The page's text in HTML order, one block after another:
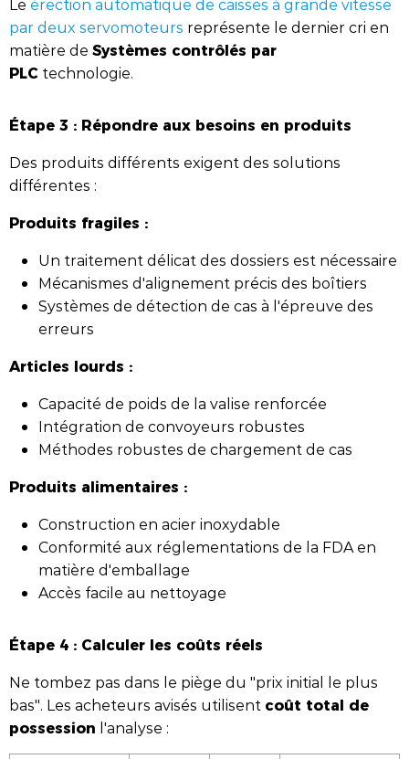
Le érection automatique de caisses à grande vitesse
par deux servomoteurs représente le dernier cri en
matière de Systèmes contrôlés par
PLC technologie.
Étape 3 : Répondre aux besoins en produits
Des produits différents exigent des solutions
différentes :
Produits fragiles :
Un traitement délicat des dossiers est nécessaire
Mécanismes d'alignement précis des boîtiers
Systèmes de détection de cas à l'épreuve des
erreurs
Articles lourds :
Capacité de poids de la valise renforcée
Intégration de convoyeurs robustes
Méthodes robustes de chargement de cas
Produits alimentaires :
Construction en acier inoxydable
Conformité aux réglementations de la FDA en
matière d'emballage
Accès facile au nettoyage
Étape 4 : Calculer les coûts réels
Ne tombez pas dans le piège du "prix initial le plus
bas". Les acheteurs avisés utilisent coût total de
possession l'analyse :